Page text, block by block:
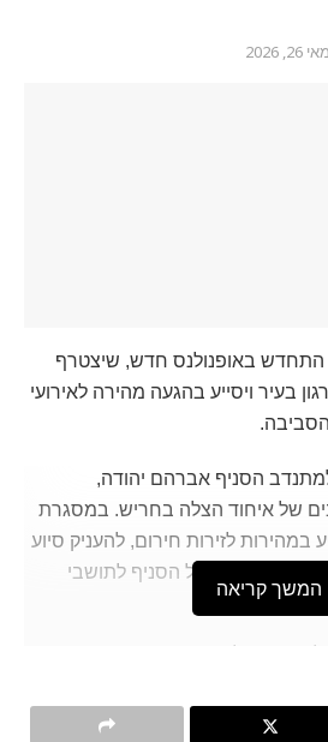
מאי 26, 2026
התחדש באופנולנס חדש, שיצטרף
בעיר ויסייע בהגעה מהירה לאירועי
הסניף אברהם יהודה,
של איחוד הצלה בחריש. במסגרת
במהירות לזירות חירום, להעניק סיוע
המענה המהיר של הסניף לתושבי
שימש רכז תחבורה בסניף והיה
המשך קריאה